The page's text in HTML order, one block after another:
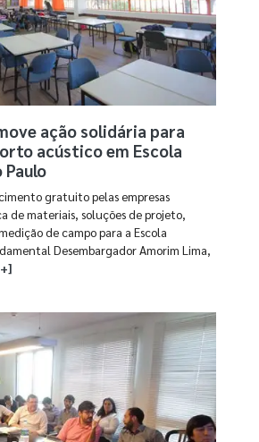
ação solidária para
acústico em Escola
Paulo
gratuito pelas empresas
de materiais, soluções de projeto,
de campo para a Escola
Desembargador Amorim Lima,